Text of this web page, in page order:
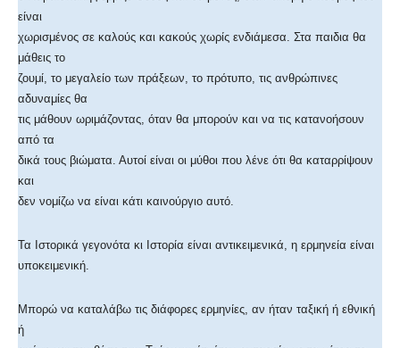
είναι
χωρισμένος σε καλούς και κακούς χωρίς ενδιάμεσα. Στα παιδια θα
μάθεις το
ζουμί, το μεγαλείο των πράξεων, το πρότυπο, τις ανθρώπινες
αδυναμίες θα
τις μάθουν ωριμάζοντας, όταν θα μπορούν και να τις κατανοήσουν
από τα
δικά τους βιώματα. Αυτοί είναι οι μύθοι που λένε ότι θα καταρρίψουν
και
δεν νομίζω να είναι κάτι καινούργιο αυτό.
Τα Ιστορικά γεγονότα κι Ιστορία είναι αντικειμενικά, η ερμηνεία είναι
υποκειμενική.
Μπορώ να καταλάβω τις διάφορες ερμηνίες, αν ήταν ταξική ή εθνική
ή